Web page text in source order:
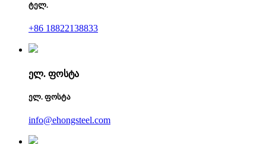
ტელ.
+86 18822138833
ელ. ფოსტა
ელ. ფოსტა
info@ehongsteel.com